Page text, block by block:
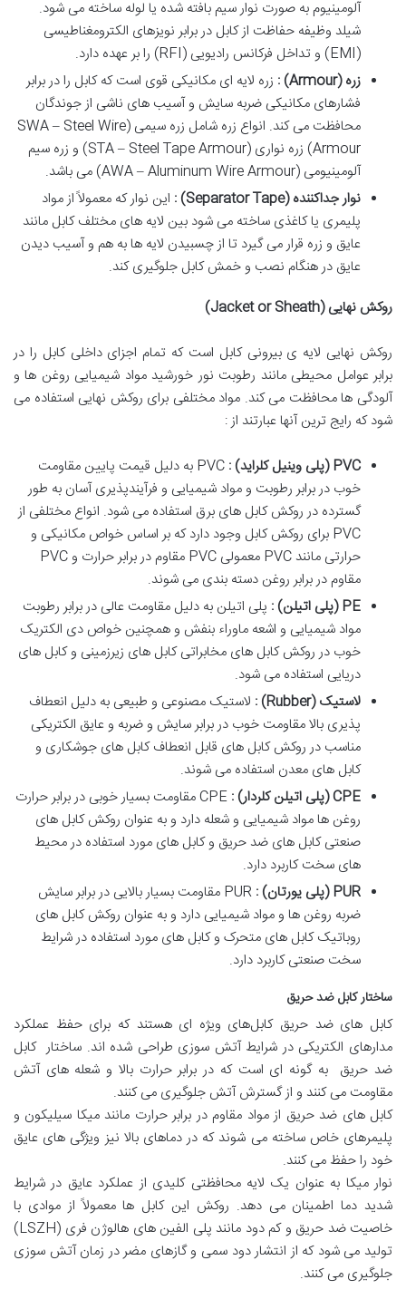
آلومینیوم به صورت نوار سیم بافته شده یا لوله ساخته می شود.
شیلد وظیفه حفاظت از کابل در برابر نویزهای الکترومغناطیسی
(EMI) و تداخل فرکانس رادیویی (RFI) را بر عهده دارد.
زره(Armour)
: زره لایه ای مکانیکی قوی است که کابل را در برابر
فشارهای مکانیکی ضربه سایش و آسیب های ناشی از جوندگان
محافظت می کند. انواع زره شامل زره سیمی (SWA – Steel Wire
Armour) زره نواری (STA – Steel Tape Armour) و زره سیم
آلومینیومی (AWA – Aluminum Wire Armour) می باشد.
نوار جداکننده(Separator Tape)
: این نوار که معمولاً از مواد
پلیمری یا کاغذی ساخته می شود بین لایه های مختلف کابل مانند
عایق و زره قرار می گیرد تا از چسبیدن لایه ها به هم و آسیب دیدن
عایق در هنگام نصب و خمش کابل جلوگیری کند.
روکش نهایی(Jacket or Sheath)
روکش نهایی لایه ی بیرونی کابل است که تمام اجزای داخلی کابل را در
برابر عوامل محیطی مانند رطوبت نور خورشید مواد شیمیایی روغن ها و
آلودگی ها محافظت می کند. مواد مختلفی برای روکش نهایی استفاده می
شود که رایج ترین آنها عبارتند از :
PVC ( پلی وینیل کلراید) :
PVC به دلیل قیمت پایین مقاومت
خوب در برابر رطوبت و مواد شیمیایی و فرآیندپذیری آسان به طور
گسترده در روکش کابل های برق استفاده می شود. انواع مختلفی از
PVC برای روکش کابل وجود دارد که بر اساس خواص مکانیکی و
حرارتی مانند PVC معمولی PVC مقاوم در برابر حرارت و PVC
مقاوم در برابر روغن دسته بندی می شوند.
PE ( پلی اتیلن)
: پلی اتیلن به دلیل مقاومت عالی در برابر رطوبت
مواد شیمیایی و اشعه ماوراء بنفش و همچنین خواص دی الکتریک
خوب در روکش کابل های مخابراتی کابل های زیرزمینی و کابل های
دریایی استفاده می شود.
لاستیک(Rubber)
: لاستیک مصنوعی و طبیعی به دلیل انعطاف
پذیری بالا مقاومت خوب در برابر سایش و ضربه و عایق الکتریکی
مناسب در روکش کابل های قابل انعطاف کابل های جوشکاری و
کابل های معدن استفاده می شوند.
CPE ( پلی اتیلن کلردار) :
CPE مقاومت بسیار خوبی در برابر حرارت
روغن ها مواد شیمیایی و شعله دارد و به عنوان روکش کابل های
صنعتی کابل های ضد حریق و کابل های مورد استفاده در محیط
های سخت کاربرد دارد.
PUR ( پلی یورتان) :
PUR مقاومت بسیار بالایی در برابر سایش
ضربه روغن ها و مواد شیمیایی دارد و به عنوان روکش کابل های
روباتیک کابل های متحرک و کابل های مورد استفاده در شرایط
سخت صنعتی کاربرد دارد.
ساختار کابل ضد حریق
کابل‌ های ضد حریق کابل‌های ویژه‌ ای هستند که برای حفظ عملکرد
مدارهای الکتریکی در شرایط آتش‌ سوزی طراحی شده‌ اند. ساختار کابل
ضد حریق به گونه‌ ای است که در برابر حرارت بالا و شعله‌ های آتش
مقاومت می‌ کنند و از گسترش آتش جلوگیری می‌ کنند.
کابل‌ های ضد حریق از مواد مقاوم در برابر حرارت مانند میکا سیلیکون و
پلیمرهای خاص ساخته می‌ شوند که در دماهای بالا نیز ویژگی‌ های عایق
خود را حفظ می‌ کنند.
نوار میکا به عنوان یک لایه محافظتی کلیدی از عملکرد عایق در شرایط
شدید دما اطمینان می‌ دهد. روکش این کابل‌ ها معمولاً از موادی با
خاصیت ضد حریق و کم دود مانند پلی‌ الفین‌ های هالوژن فری (LSZH)
تولید می‌ شود که از انتشار دود سمی و گازهای مضر در زمان آتش‌ سوزی
جلوگیری می‌ کنند.